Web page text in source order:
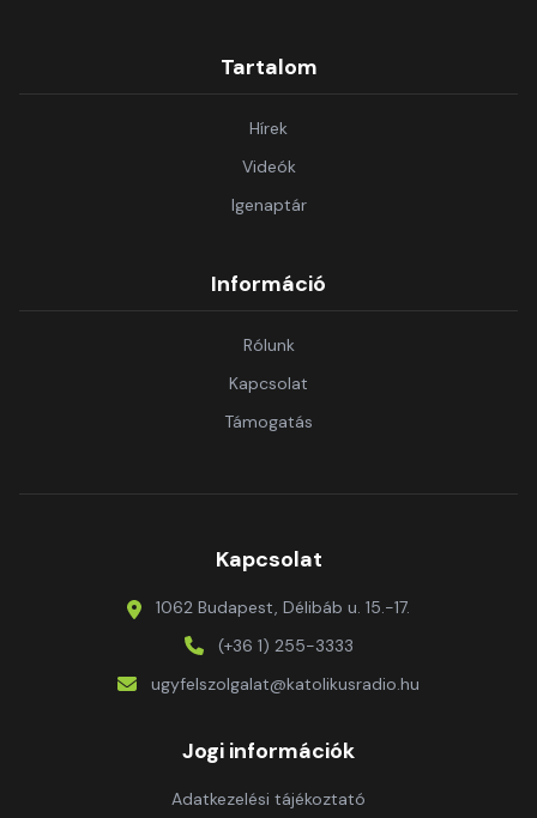
Tartalom
Hírek
Videók
Igenaptár
Információ
Rólunk
Kapcsolat
Támogatás
Kapcsolat
1062 Budapest, Délibáb u. 15.-17.
(+36 1) 255-3333
ugyfelszolgalat@katolikusradio.hu
Jogi információk
Adatkezelési tájékoztató